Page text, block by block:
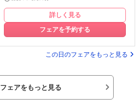
詳しく見る
フェアを予約する
この日のフェアをもっと見る
フェアをもっと見る